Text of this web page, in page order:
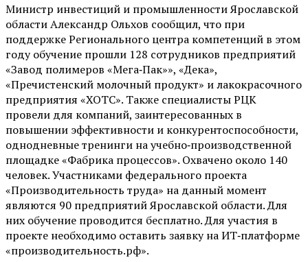
Министр инвестиций и промышленности Ярославской
области Александр Ольхов сообщил, что при
поддержке Регионального центра компетенций в этом
году обучение прошли 128 сотрудников предприятий
«Завод полимеров «Мега‑Пак»», «Дека»,
«Пречистенский молочный продукт» и лакокрасочного
предприятия «ХОТС». Также специалисты РЦК
провели для компаний, заинтересованных в
повышении эффективности и конкурентоспособности,
однодневные тренинги на учебно‑производственной
площадке «Фабрика процессов». Охвачено около 140
человек. Участниками федерального проекта
«Производительность труда» на данный момент
являются 90 предприятий Ярославской области. Для
них обучение проводится бесплатно. Для участия в
проекте необходимо оставить заявку на ИТ‑платформе
«производительность.рф».